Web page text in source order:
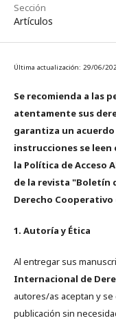
Sección
Artículos
Última actualización: 29/06/
Se recomienda a las
atentamente sus
garantiza un
instrucciones se
la Política de Acceso
de la revista "Boletín
Derecho Cooperativo
1. Autoría y Ética
Al entregar sus
Internacional de
autores/as aceptan y
publicación sin